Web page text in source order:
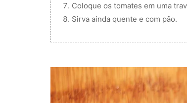
Coloque os tomates em uma
Sirva ainda quente e com pão.